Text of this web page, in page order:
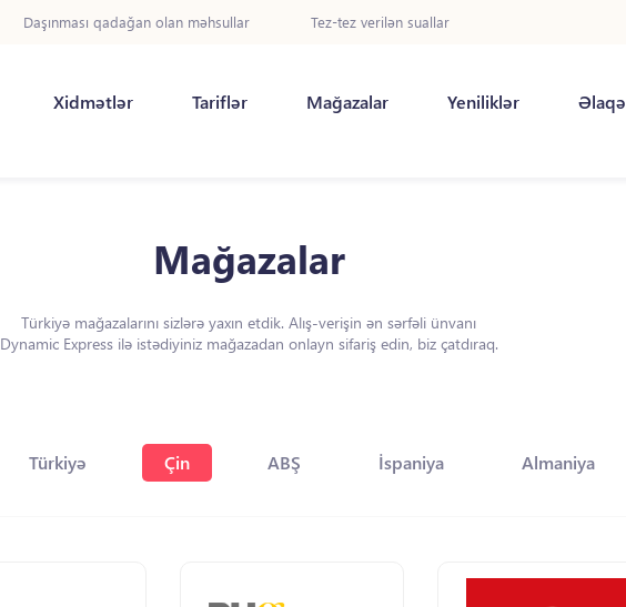
Daşınması qadağan olan məhsullar Tez-tez verilən suallar
Xidmətlər Tariflər Mağazalar Yeniliklər Əlaqə
Mağazalar
Türkiyə mağazalarını sizlərə yaxın etdik. Alış-verişin ən sərfəli ünvanı
Dynamic Express ilə istədiyiniz mağazadan onlayn sifariş edin, biz çatdıraq.
Türkiyə Çin ABŞ İspaniya Almaniya